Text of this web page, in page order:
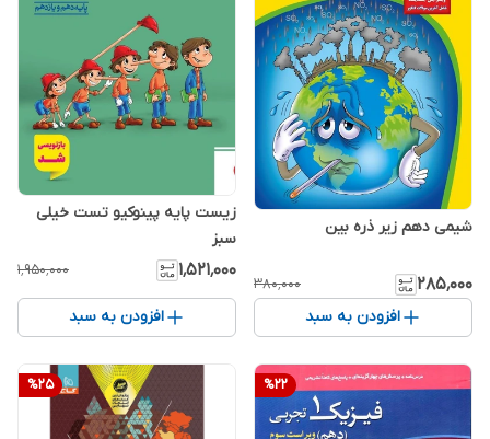
شیمی دهم زیر ذره بین
۲۸۵٬۰۰۰ ۳۸۰٬۰۰۰
افزودن به سبد
زیست پایه پینوکیو تست خیلی
سبز
۱٬۵۲۱٬۰۰۰ ۱٬۹۵۰٬۰۰۰
افزودن به سبد
%22
%25